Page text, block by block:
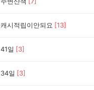
캐시적립이안되요 [13]
41일 [3]
34일 [3]